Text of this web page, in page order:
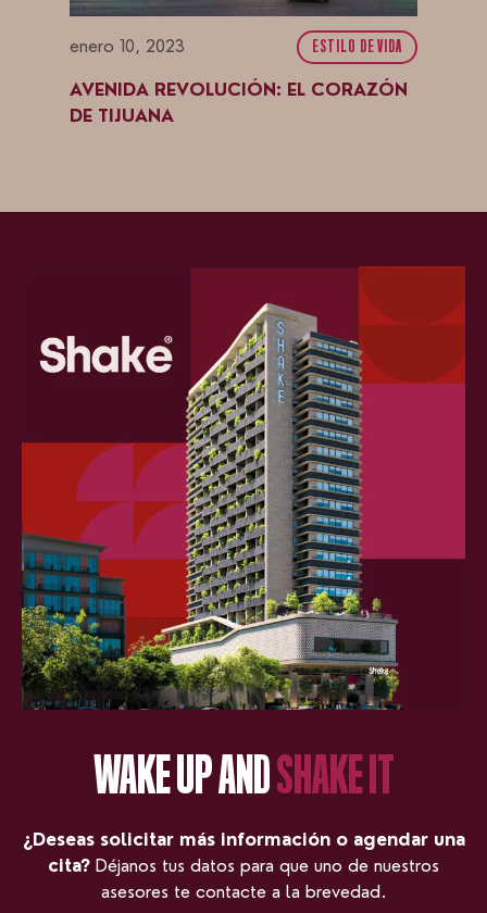
enero 10, 2023 ESTILO DE VIDA
AVENIDA REVOLUCIÓN: EL CORAZÓN
DE TIJUANA
WAKE UP ANDSHAKE IT
¿Deseas solicitar más información o agendar una
cita? Déjanos tus datos para que uno de nuestros
asesores te contacte a la brevedad.